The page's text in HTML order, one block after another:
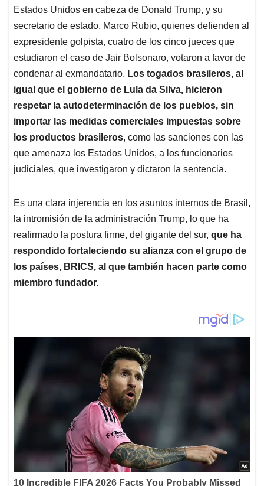
Estados Unidos en cabeza de Donald Trump, y su
secretario de estado, Marco Rubio, quienes defienden al
expresidente golpista, cuatro de los cinco jueces que
estudiaron el caso de Jair Bolsonaro, votaron a favor de
condenar al exmandatario. Los togados brasileros, al
igual que el gobierno de Lula da Silva, hicieron
respetar la autodeterminación de los pueblos, sin
importar las medidas comerciales impuestas sobre
los productos brasileros, como las sanciones con las
que amenaza los Estados Unidos, a los funcionarios
judiciales, que investigaron y dictaron la sentencia.
Es una clara injerencia en los asuntos internos de Brasil,
la intromisión de la administración Trump, lo que ha
reafirmado la postura firme, del gigante del sur, que ha
respondido fortaleciendo su alianza con el grupo de
los países, BRICS, al que también hacen parte como
miembro fundador.